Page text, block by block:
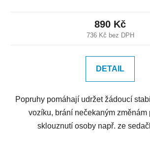
736 Kč bez DPH
890 Kč
DETAIL
Popruhy pomáhají udržet žádoucí
vozíku, brání nečekaným změnám
sklouznutí osoby např. ze